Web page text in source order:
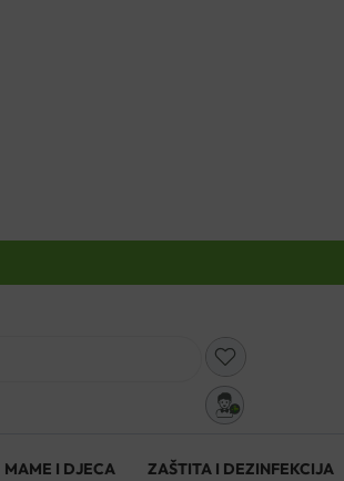
MAME I DJECA ZAŠTITA I DEZINFEKCIJA